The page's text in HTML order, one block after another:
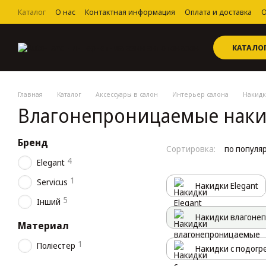
Перейти к основному контенту
Каталог О нас Контактная информация Оплата и доставка
Пользовательское соглашение
Главная Каталог Аксессуары в салон Интерьер салона
Влагонепроницаемые
Сортировка: по
Накидки Elegant
Накидки
Накидки с
Бренд
Elegant 4
Servicus 1
Інший 5
Материал
Поліестер 1